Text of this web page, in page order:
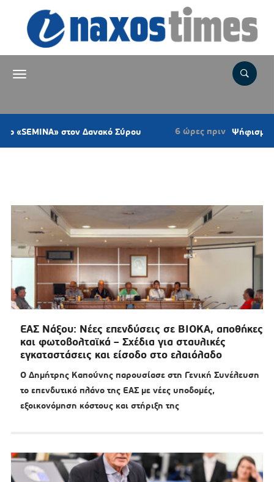
στον Δανακό Σύρου 6 ώρες πριν Ψήφισμα του
ΕΑΣ Νάξου: Νέες επενδύσεις σε ΒΙΟΚΑ, αποθήκες
και φωτοβολταϊκά – Σχέδια για σταυλικές
εγκαταστάσεις και είσοδο στο ελαιόλαδο
Ο Δημήτρης Καπούνης παρουσίασε στη Γενική Συνέλευση
το επενδυτικό πλάνο της ΕΑΣ με νέες υποδομές,
εξοικονόμηση κόστους και στήριξη της